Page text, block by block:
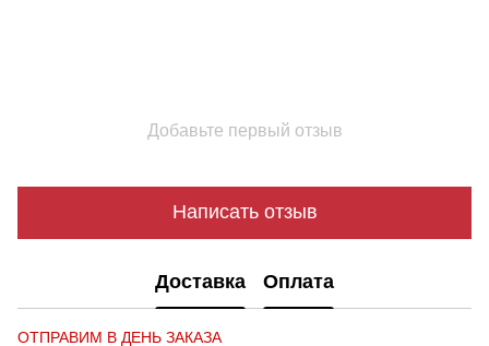
Добавьте первый отзыв
Написать отзыв
Доставка Оплата
ОТПРАВИМ В ДЕНЬ ЗАКАЗА